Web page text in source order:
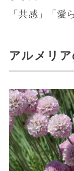
「共感」「愛
アルメリ